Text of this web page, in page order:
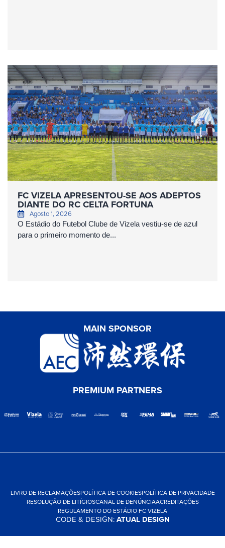
FC VIZELA APRESENTOU-SE AOS ADEPTOS
DIANTE DO RC CELTA FORTUNA
Agosto 1, 2026
O Estádio do Futebol Clube de Vizela vestiu-se de azul
para o primeiro momento de...
MAIN SPONSOR
PREMIUM PARTNERS
LIVRO DE RECLAMAÇÕESPOLÍTICA DE COOKIESPOLÍTICA DE PRIVACIDADE
RESOLUÇÃO DE LITÍGIOSCANAL DE DENÚNCIAACREDITAÇÕES
REGULAMENTO DO ESTÁDIO FC VIZELA
CODE & DESIGN:ATUAL DESIGN